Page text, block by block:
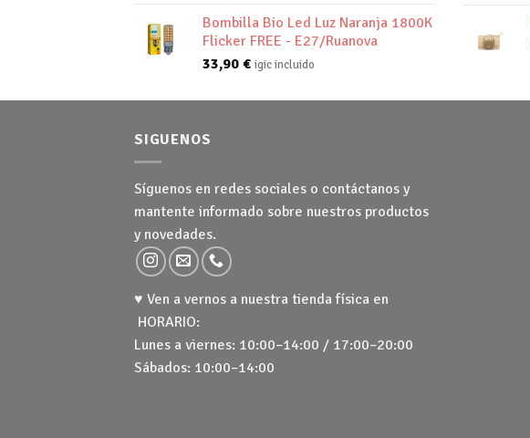
Bombilla Bio Led Luz Naranja 1800K
Flicker FREE - E27/Ruanova
33,90 € igic incluido
SIGUENOS
Síguenos en redes sociales o contáctanos y
mantente informado sobre nuestros productos
y novedades.
♥ Ven a vernos a nuestra tienda física en
HORARIO:
Lunes a viernes: 10:00–14:00 / 17:00–20:00
Sábados: 10:00–14:00